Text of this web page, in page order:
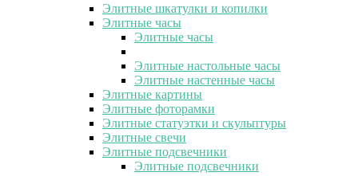
Элитные шкатулки и копилки
Элитные часы
Элитные часы
Элитные настольные часы
Элитные настенные часы
Элитные картины
Элитные фоторамки
Элитные статуэтки и скульптуры
Элитные свечи
Элитные подсвечники
Элитные подсвечники